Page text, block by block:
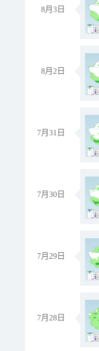
8月3日
8月2日
7月31日
7月30日
7月29日
7月28日